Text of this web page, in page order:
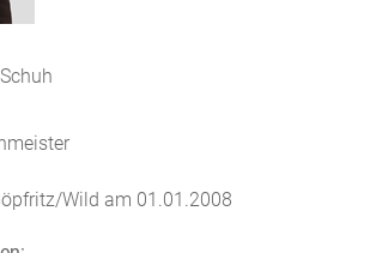
Wild am 01.01.2008